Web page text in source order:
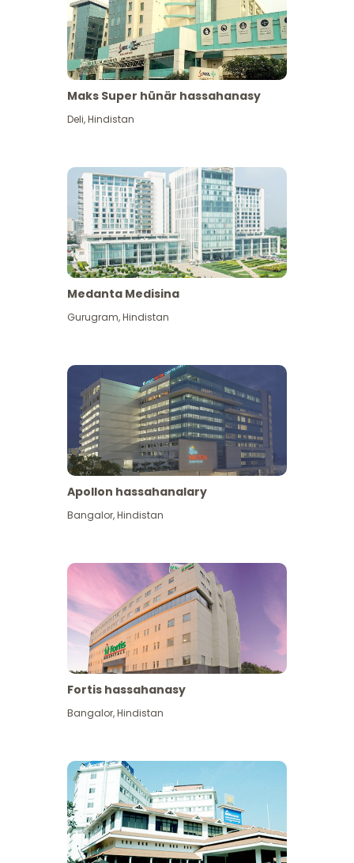
Has giňişleýin gör
Maks Super hünär hassahanasy
Deli,Hindistan
Medanta Medisina
Gurugram,Hindistan
Apollon hassahanalary
Bangalor,Hindistan
Fortis hassahanasy
Bangalor,Hindistan